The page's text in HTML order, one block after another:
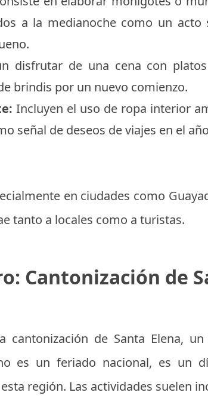
a la medianoche como un
disfrutar de una cena con
brindis por un nuevo comienzo.
Incluyen el uso de ropa interior
señal de deseos de viajes en el
en ciudades como
tanto a locales como a turistas.
Cantonización de
cantonización de Santa Elena,
es un feriado nacional, es un
región. Las actividades suelen